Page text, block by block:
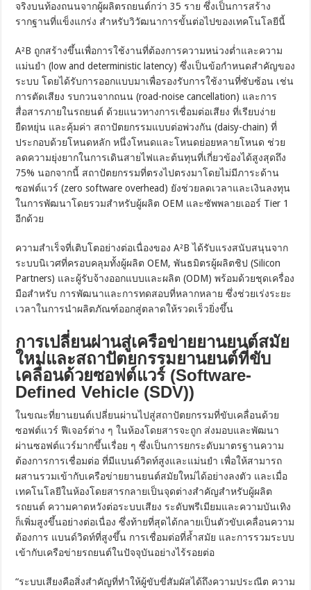
จริงบนท้องถนนจากผู้ผลิตรถยนต์กว่า 35 ราย ซึ่งเป็นการสร้าง
รากฐานที่แข็งแกร่ง สำหรับวิวัฒนาการขั้นต่อไปของเทคโนโลยีนี้
A²B ถูกสร้างขึ้นเพื่อการใช้งานที่ต้องการความหน่วงต่ำและความ
แม่นยำ (low and deterministic latency) ซึ่งเป็นข้อกำหนดสำคัญของ
ระบบ โดยได้รับการออกแบบมาเพื่อรองรับการใช้งานที่ซับซ้อน เช่น
การตัดเสียง รบกวนจากถนน (road-noise cancellation) และการ
สื่อสารภายในรถยนต์ ด้วยแนวทางการเชื่อมต่อเสียง ที่เรียบง่าย
ยืดหยุ่น และคุ้มค่า สถาปัตยกรรมแบบต่อพ่วงกัน (daisy-chain) ที่
ประกอบด้วยโหนดหลัก หนึ่งโหนดและโหนดย่อยหลายโหนด ช่วย
ลดความยุ่งยากในการเดินสายไฟและต้นทุนที่เกี่ยวข้องได้สูงสุดถึง
75% นอกจากนี้ สถาปัตยกรรมที่ตรงไปตรงมาโดยไม่มีภาระด้าน
ซอฟต์แวร์ (zero software overhead) ยังช่วยลดเวลาและเงินลงทุน
ในการพัฒนาโดยรวมสำหรับผู้ผลิต OEM และซัพพลายเออร์ Tier 1
อีกด้วย
ความสำเร็จที่เติบโตอย่างต่อเนื่องของ A²B ได้รับแรงสนับสนุนจาก
ระบบนิเวศที่ครอบคลุมทั้งผู้ผลิต OEM, พันธมิตรผู้ผลิตชิป (Silicon
Partners) และผู้รับจ้างออกแบบและผลิต (ODM) พร้อมด้วยชุดเครื่อง
มือสำหรับ การพัฒนาและการทดสอบที่หลากหลาย ซึ่งช่วยเร่งระยะ
เวลาในการนำผลิตภัณฑ์ออกสู่ตลาดให้รวดเร็วยิ่งขึ้น
การเปลี่ยนผ่านสู่เครือข่ายยานยนต์สมัย
ใหม่และสถาปัตยกรรมยานยนต์ที่ขับ
เคลื่อนด้วยซอฟต์แวร์ (Software-
Defined Vehicle (SDV))
ในขณะที่ยานยนต์เปลี่ยนผ่านไปสู่สถาปัตยกรรมที่ขับเคลื่อนด้วย
ซอฟต์แวร์ ฟีเจอร์ต่าง ๆ ในห้องโดยสารจะถูก ส่งมอบและพัฒนา
ผ่านซอฟต์แวร์มากขึ้นเรื่อย ๆ ซึ่งเป็นการยกระดับมาตรฐานความ
ต้องการการเชื่อมต่อ ที่มีแบนด์วิดท์สูงและแม่นยำ เพื่อให้สามารถ
ผสานรวมเข้ากับเครือข่ายยานยนต์สมัยใหม่ได้อย่างลงตัว และเมื่อ
เทคโนโลยีในห้องโดยสารกลายเป็นจุดต่างสำคัญสำหรับผู้ผลิต
รถยนต์ ความคาดหวังต่อระบบเสียง ระดับพรีเมียมและความบันเทิง
ก็เพิ่มสูงขึ้นอย่างต่อเนื่อง ซึ่งท้ายที่สุดได้กลายเป็นตัวขับเคลื่อนความ
ต้องการ แบนด์วิดท์ที่สูงขึ้น การเชื่อมต่อที่ล้ำสมัย และการรวมระบบ
เข้ากับเครือข่ายรถยนต์ในปัจจุบันอย่างไร้รอยต่อ
“ระบบเสียงคือสิ่งสำคัญที่ทำให้ผู้ขับขี่สัมผัสได้ถึงความประณีต ความ